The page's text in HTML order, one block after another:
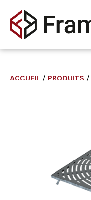
ACCUEIL / PRODUITS /